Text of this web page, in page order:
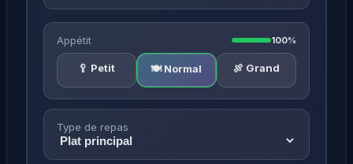
Appétit 100%
🥄 Petit 🍽️ Normal 🍖 Grand
Type de repas